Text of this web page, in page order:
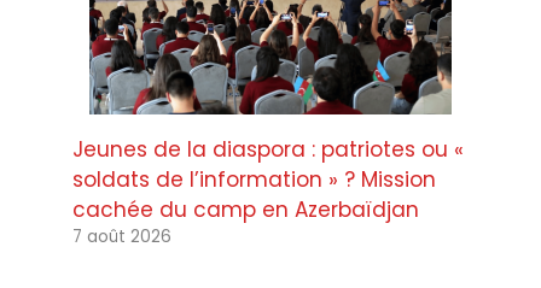
Jeunes de la diaspora : patriotes ou «
soldats de l’information » ? Mission
cachée du camp en Azerbaïdjan
7 août 2026